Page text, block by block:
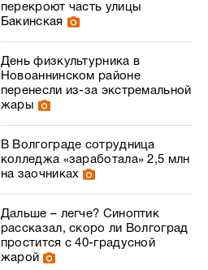
перекроют часть улицы
Бакинская
День физкультурника в
Новоаннинском районе
перенесли из-за экстремальной
жары
В Волгограде сотрудница
колледжа «заработала» 2,5 млн
на заочниках
Дальше – легче? Синоптик
рассказал, скоро ли Волгоград
простится с 40-градусной
жарой